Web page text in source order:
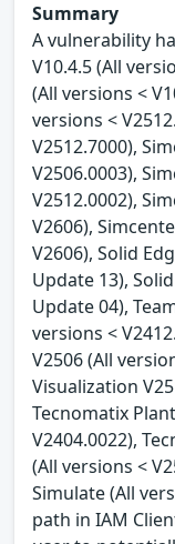
Summary
A vulnerability
V10.4.5 (All
(All versions <
versions <
V2512.7000),
V2506.0003),
V2512.0002),
V2606),
V2606), Solid
Update 13),
Update 04),
versions <
V2506 (All
Visualization
Tecnomatix
V2404.0022),
(All versions <
Simulate (All
path in IAM